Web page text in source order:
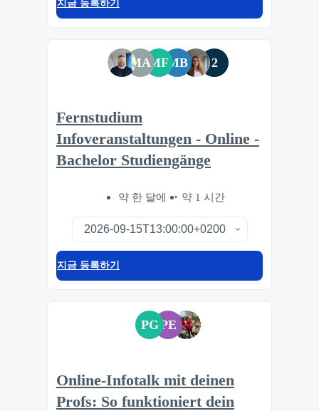
지금 등록하기
MAMFMB 2
Fernstudium
Infoveranstaltungen - Online -
Bachelor Studiengänge
약 한 달에 약 1 시간
지금 등록하기
PG PE
Online-Infotalk mit deinen
Profs: So funktioniert dein